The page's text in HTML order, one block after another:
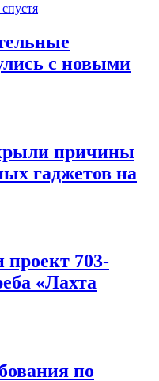
с новыми
причины
гаджетов на
проект 703-
«Лахта
по